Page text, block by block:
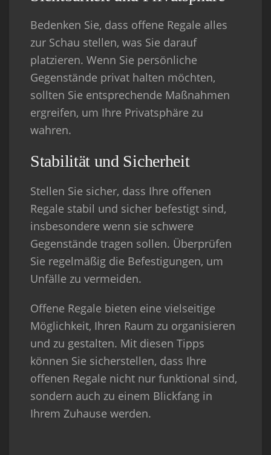
Bedenken Sie, dass offene Regale alles
zur Schau stellen, was Sie darauf
platzieren. Wenn Sie persönliche
Gegenstände privat halten möchten,
sollten Sie entsprechende Maßnahmen
ergreifen, um Ihre Privatsphäre zu
wahren.
Stabilität und Sicherheit
Stellen Sie sicher, dass Ihre offenen
Regale stabil und sicher befestigt sind,
insbesondere wenn sie schwere
Gegenstände tragen sollen. Überprüfen
Sie regelmäßig die Befestigungen, um
Unfälle zu vermeiden.
Offene Regale bieten eine vielseitige
Möglichkeit, Ihren Raum zu organisieren
und zu gestalten. Mit diesen Tipps
können Sie sicherstellen, dass Ihre
offenen Regale nicht nur funktional sind,
sondern auch zu einem Blickfang in
Ihrem Zuhause werden.